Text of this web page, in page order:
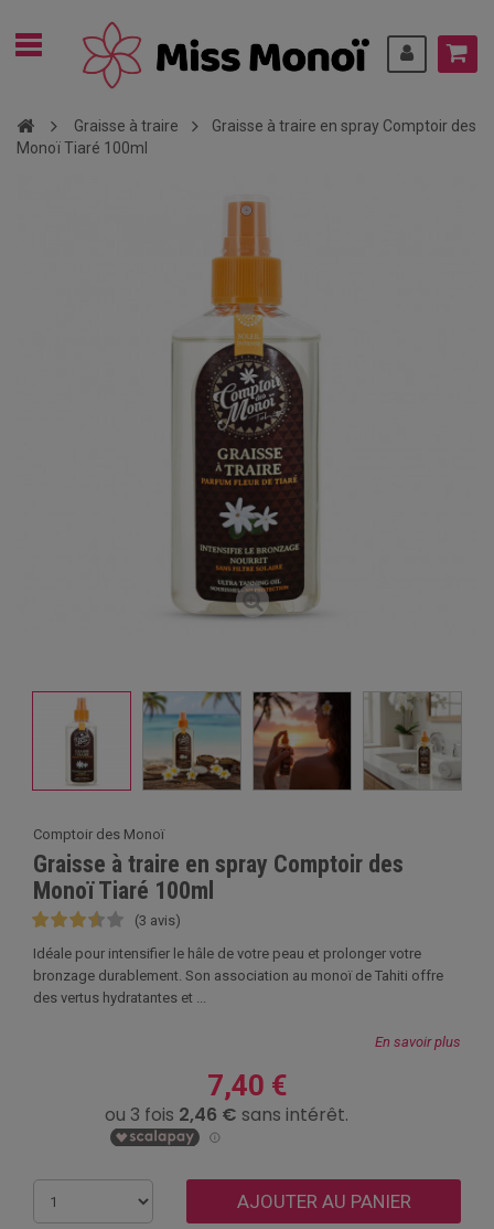
Graisse à traire
Graisse à traire en spray Comptoir des
Monoï Tiaré 100ml
Comptoir des Monoï
Graisse à traire en spray Comptoir des
Monoï Tiaré 100ml
(3 avis)
Idéale pour intensifier le hâle de votre peau et prolonger votre
bronzage durablement. Son association au monoï de Tahiti offre
des vertus hydratantes et ...
En savoir plus
7,40 €
AJOUTER AU PANIER